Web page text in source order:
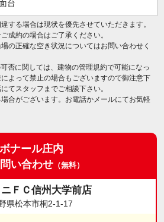
台
する場合は現状を優先させていただきます。
成約の場合はご了承ください。
の正確な空き状況についてはお問い合わせく
否に関しては、建物の管理規約で可能になっ
よって禁止の場合もございますので御注意下
てスタッフまでご相談下さい。
合がございます。お電話かメールにてお気軽
ボナール庄内
い合わせ （無料）
ニＦＣ信州大学前店
県松本市桐2-1-17